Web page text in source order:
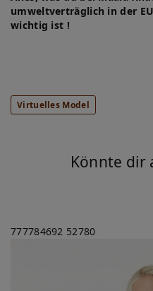
umweltverträglich in der
wichtig ist !
Virtuelles Model
Könnte dir
777784692 52780